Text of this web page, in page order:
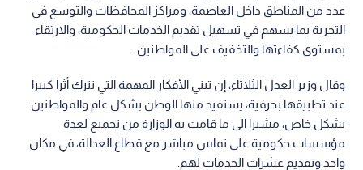
عدد من المناطق داخل العاصمة، ومراكز المحافظات والتوسع في
التجربة بما يسهم في تسهيل تقديم الخدمات الحكومية، والارتقاء
بمستوى كفاءتها والتخفيف على المواطنين.
وقال وزير العدل الثلاثاء، إن تبني الأفكار المهمة التي تترك أثرا كبيرا
عند تطبيقها بحرفية، يستفيد منها الوطن بشكل عام والمواطنين
بشكل خاص، مشيرا الى ما قامت به الوزارة من تجميع لعدة
مؤسسات حكومية على تماس مباشر مع قطاع العدالة، في مكان
واحد وتقديم عشرات الخدمات لهم.